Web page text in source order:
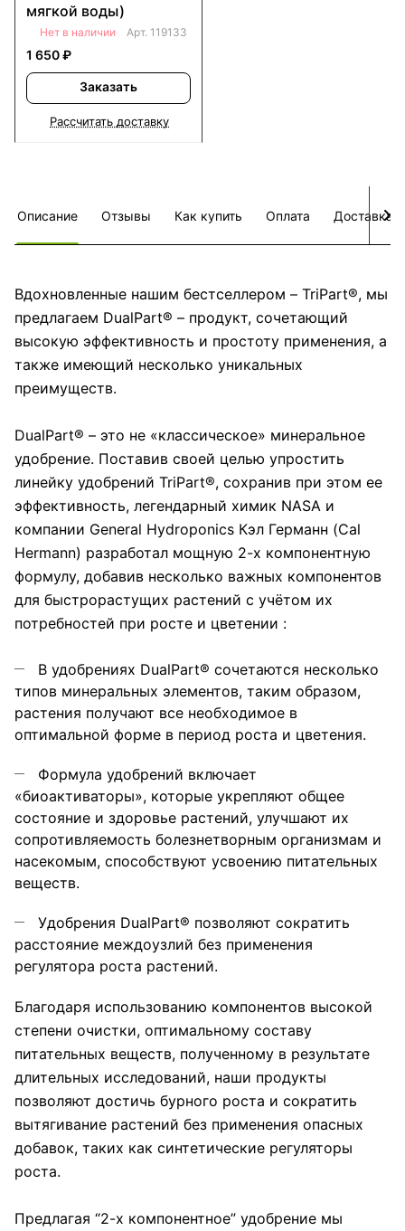
мягкой воды)
Нет в наличии Арт. 119133
1 650 ₽
Заказать
Рассчитать доставку
Описание Отзывы Как купить Оплата Доставка
Вдохновленные нашим бестселлером – TriPart®, мы
предлагаем DualPart® – продукт, сочетающий
высокую эффективность и простоту применения, а
также имеющий несколько уникальных
преимуществ.
DualPart® – это не «классическое» минеральное
удобрение. Поставив своей целью упростить
линейку удобрений TriPart®, сохранив при этом ее
эффективность, легендарный химик NASA и
компании General Hydroponics Кэл Германн (Cal
Hermann) разработал мощную 2-х компонентную
формулу, добавив несколько важных компонентов
для быстрорастущих растений с учётом их
потребностей при росте и цветении :
В удобрениях DualPart® сочетаются несколько
типов минеральных элементов, таким образом,
растения получают все необходимое в
оптимальной форме в период роста и цветения.
Формула удобрений включает
«биоактиваторы», которые укрепляют общее
состояние и здоровье растений, улучшают их
сопротивляемость болезнетворным организмам и
насекомым, способствуют усвоению питательных
веществ.
Удобрения DualPart® позволяют сократить
расстояние междоузлий без применения
регулятора роста растений.
Благодаря использованию компонентов высокой
степени очистки, оптимальному составу
питательных веществ, полученному в результате
длительных исследований, наши продукты
позволяют достичь бурного роста и сократить
вытягивание растений без применения опасных
добавок, таких как синтетические регуляторы
роста.
Предлагая “2-х компонентное” удобрение мы